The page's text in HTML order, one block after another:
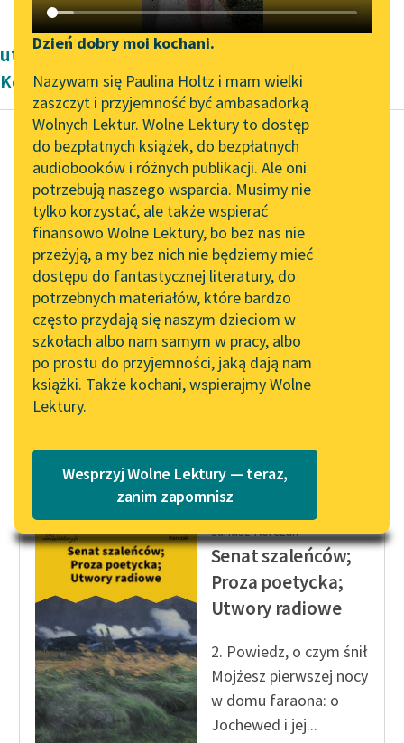
Katalog DAISY
Podkasty o książkach
Zgłoś brak utworu
Aktualności
„Prokurator Alicja Horn”
do słuchania
Byliśmy częścią AI Impact
Lab
Zapraszamy na spotkanie
online z tłumaczkami
literatury skandynawskiej
Spotkanie z Katarzyną
Tunkiel w Oslo
102. lata temu zmarł
Joseph Conrad
Lektury szkolne i klasyka
literatury do słuchania dla
uczennic i uczniów z
niepełnosprawnościami
E-kolekcja lektur
szkolnych i literatury do
słuchania dla uczennic i
uczniów z
niepełnosprawnościami
Feministyczne inspiracje.
Popularyzacja
Narzędzia
Mapa Wolnych Lektur
Leśmianator
Przewodnik dla piszących i
czytających
API
OAI-PMH
Widget Wolnych Lektur
Przypisy
Katalog w formacie PDF
Dzień dobry moi kochani.
Nazywam się Paulina Holtz i mam wielki
zaszczyt i przyjemność być ambasadorką
Wolnych Lektur. Wolne Lektury to dostęp
do bezpłatnych książek, do bezpłatnych
audiobooków i różnych publikacji. Ale oni
potrzebują naszego wsparcia. Musimy nie
tylko korzystać, ale także wspierać
finansowo Wolne Lektury, bo bez nas nie
przeżyją, a my bez nich nie będziemy mieć
dostępu do fantastycznej literatury, do
potrzebnych materiałów, które bardzo
często przydają się naszym dzieciom w
szkołach albo nam samym w pracy, albo
po prostu do przyjemności, jaką dają nam
książki. Także kochani, wspierajmy Wolne
Lektury.
Wesprzyj Wolne Lektury — teraz,
zanim zapomnisz
utworów pisanych prozą poetycką Janusza
Korczaka
Janusz Korczak
Senat szaleńców;
Proza poetycka;
Utwory radiowe
No i chłopak-pociecha
wraca; śpieszy, słania
się na nogach i woła
ostatkiem sił:
„Skończyliśmy,
Czytaj więcej
Janusz Korczak
Senat szaleńców;
Proza poetycka;
Utwory radiowe
2. Powiedz, o czym śnił
Mojżesz pierwszej nocy
w domu faraona: o
Jochewed i jej...